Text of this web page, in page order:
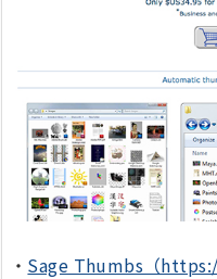
・ Sage Thumbs（